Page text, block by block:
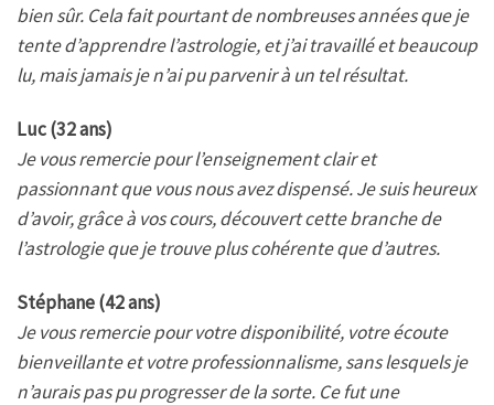
bien sûr. Cela fait pourtant de nombreuses années que je
tente d’apprendre l’astrologie, et j’ai travaillé et beaucoup
lu, mais jamais je n’ai pu parvenir à un tel résultat.
Luc (32 ans)
Je vous remercie pour l’enseignement clair et
passionnant que vous nous avez dispensé. Je suis heureux
d’avoir, grâce à vos cours, découvert cette branche de
l’astrologie que je trouve plus cohérente que d’autres.
Stéphane (42 ans)
Je vous remercie pour votre disponibilité, votre écoute
bienveillante et votre professionnalisme, sans lesquels je
n’aurais pas pu progresser de la sorte. Ce fut une